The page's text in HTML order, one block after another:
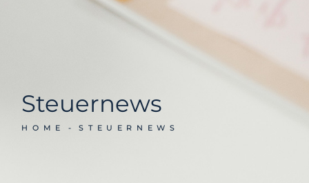
Steuernews
HOME STEUERNEWS